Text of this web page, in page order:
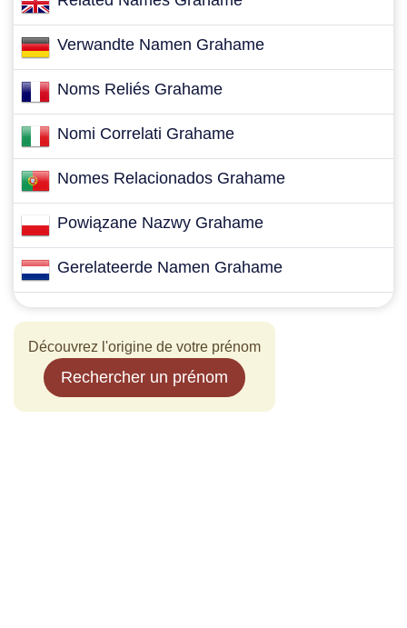
Verwandte Namen Grahame
Noms Reliés Grahame
Nomi Correlati Grahame
Nomes Relacionados Grahame
Powiązane Nazwy Grahame
Gerelateerde Namen Grahame
Découvrez l'origine de votre prénom
Rechercher un prénom